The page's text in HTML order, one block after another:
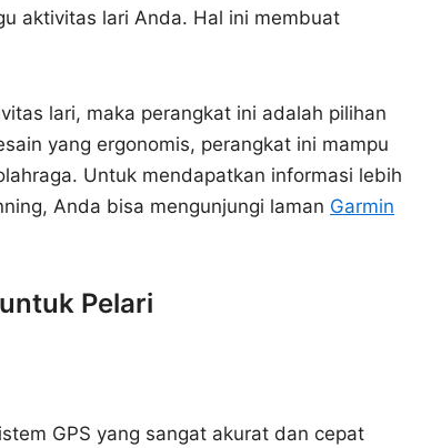
aktivitas lari Anda. Hal ini membuat
lari, maka perangkat ini adalah pilihan
yang ergonomis, perangkat ini mampu
Untuk mendapatkan informasi lebih
Anda bisa mengunjungi laman Garmin
Pelari
GPS yang sangat akurat dan cepat